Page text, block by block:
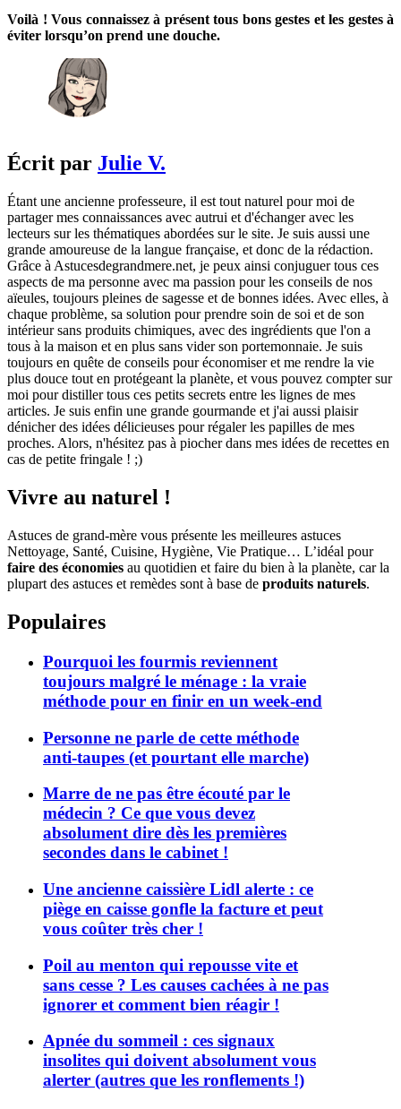
Voilà ! Vous connaissez à présent tous bons gestes et les gestes à
éviter lorsqu’on prend une douche.
Écrit par Julie V.
Étant une ancienne professeure, il est tout naturel pour moi de
partager mes connaissances avec autrui et d'échanger avec les
lecteurs sur les thématiques abordées sur le site. Je suis aussi une
grande amoureuse de la langue française, et donc de la rédaction.
Grâce à Astucesdegrandmere.net, je peux ainsi conjuguer tous ces
aspects de ma personne avec ma passion pour les conseils de nos
aïeules, toujours pleines de sagesse et de bonnes idées. Avec elles, à
chaque problème, sa solution pour prendre soin de soi et de son
intérieur sans produits chimiques, avec des ingrédients que l'on a
tous à la maison et en plus sans vider son portemonnaie. Je suis
toujours en quête de conseils pour économiser et me rendre la vie
plus douce tout en protégeant la planète, et vous pouvez compter sur
moi pour distiller tous ces petits secrets entre les lignes de mes
articles. Je suis enfin une grande gourmande et j'ai aussi plaisir
dénicher des idées délicieuses pour régaler les papilles de mes
proches. Alors, n'hésitez pas à piocher dans mes idées de recettes en
cas de petite fringale ! ;)
Vivre au naturel !
Astuces de grand-mère vous présente les meilleures astuces
Nettoyage, Santé, Cuisine, Hygiène, Vie Pratique… L’idéal pour
faire des économies au quotidien et faire du bien à la planète, car la
plupart des astuces et remèdes sont à base de produits naturels.
Populaires
Pourquoi les fourmis reviennent
toujours malgré le ménage : la vraie
méthode pour en finir en un week-end
Personne ne parle de cette méthode
anti-taupes (et pourtant elle marche)
Marre de ne pas être écouté par le
médecin ? Ce que vous devez
absolument dire dès les premières
secondes dans le cabinet !
Une ancienne caissière Lidl alerte : ce
piège en caisse gonfle la facture et peut
vous coûter très cher !
Poil au menton qui repousse vite et
sans cesse ? Les causes cachées à ne pas
ignorer et comment bien réagir !
Apnée du sommeil : ces signaux
insolites qui doivent absolument vous
alerter (autres que les ronflements !)